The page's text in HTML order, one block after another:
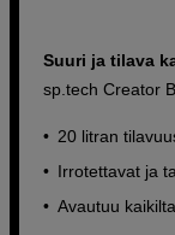
Suuri ja tilava
sp.tech Creator
20 litran
Irrotettavat ja
Avautuu